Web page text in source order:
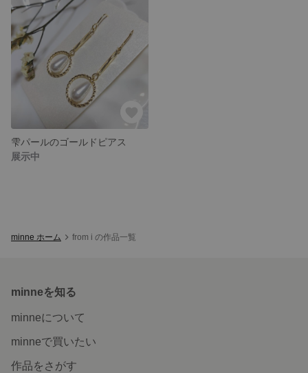
雫パールのゴールドピアス
展示中
minne ホーム from i の作品一覧
minneを知る
minneについて
minneで買いたい
作品をさがす